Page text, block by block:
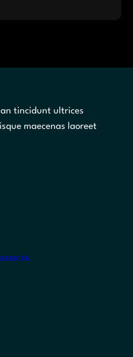
tincidunt ultrices
maecenas laoreet